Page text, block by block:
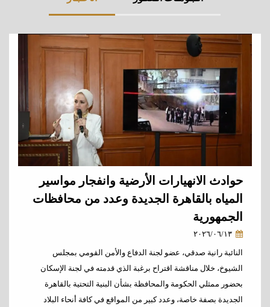
حوادث الانهيارات الأرضية وانفجار مواسير
المياه بالقاهرة الجديدة وعدد من محافظات
الجمهورية
النائبة رانية صدقي، عضو لجنة الدفاع والأمن القومي بمجلس
الشيوخ، خلال مناقشة اقتراح برغبة الذي قدمته في لجنة الإسكان
بحضور ممثلي الحكومة والمحافظة بشأن البنية التحتية بالقاهرة
الجديدة بصفة خاصة، وعدد كبير من المواقع في كافة أنحاء البلاد